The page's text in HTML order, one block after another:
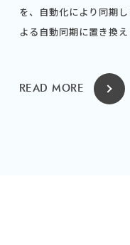
を、自動化により同期
よる自動同期に置き換え
READ MORE